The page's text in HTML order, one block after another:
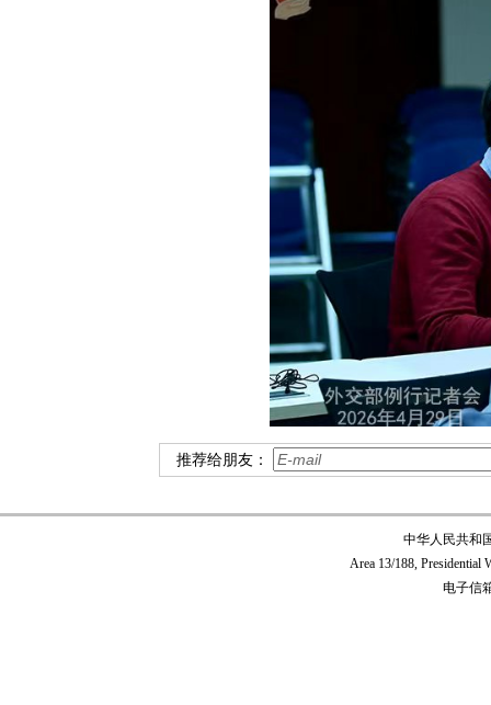
推荐给朋友：
中华人民共和
Area 13/188, Presidential
电子信